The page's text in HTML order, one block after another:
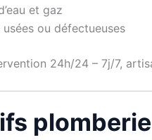
et gaz
ou défectueuses
24h/24 – 7j/7,